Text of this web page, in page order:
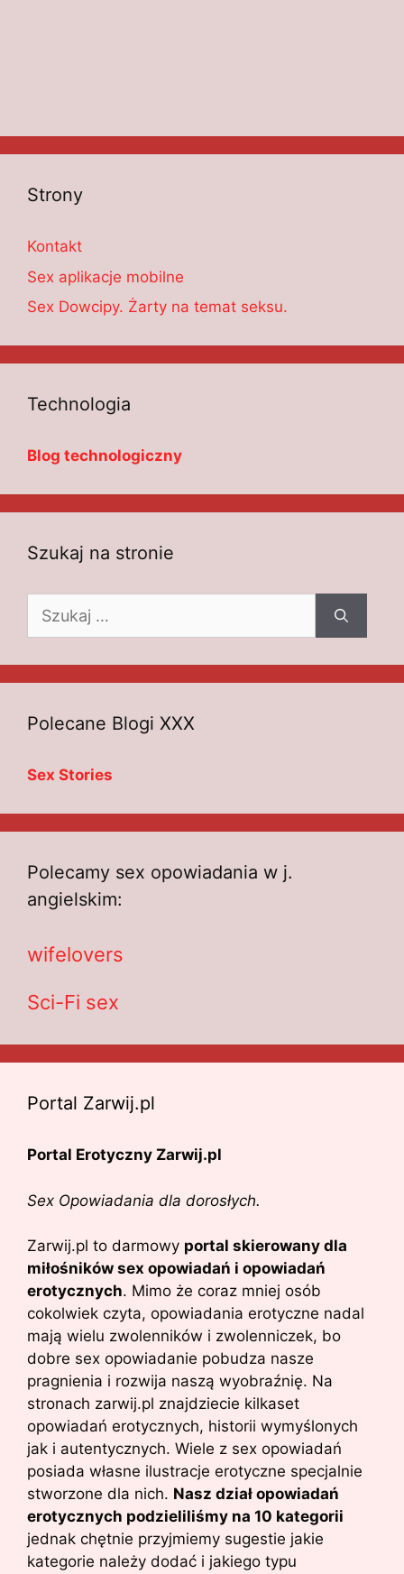
Strony
Kontakt
Sex aplikacje mobilne
Sex Dowcipy. Żarty na temat seksu.
Technologia
Blog technologiczny
Szukaj na stronie
Polecane Blogi XXX
Sex Stories
Polecamy sex opowiadania w j.
angielskim:
wifelovers
Sci-Fi sex
Portal Zarwij.pl
Portal Erotyczny Zarwij.pl
Sex Opowiadania dla dorosłych.
Zarwij.pl to darmowy portal skierowany dla
miłośników sex opowiadań i opowiadań
erotycznych. Mimo że coraz mniej osób
cokolwiek czyta, opowiadania erotyczne nadal
mają wielu zwolenników i zwolenniczek, bo
dobre sex opowiadanie pobudza nasze
pragnienia i rozwija naszą wyobraźnię. Na
stronach zarwij.pl znajdziecie kilkaset
opowiadań erotycznych, historii wymyślonych
jak i autentycznych. Wiele z sex opowiadań
posiada własne ilustracje erotyczne specjalnie
stworzone dla nich. Nasz dział opowiadań
erotycznych podzieliliśmy na 10 kategorii
jednak chętnie przyjmiemy sugestie jakie
kategorie należy dodać i jakiego typu